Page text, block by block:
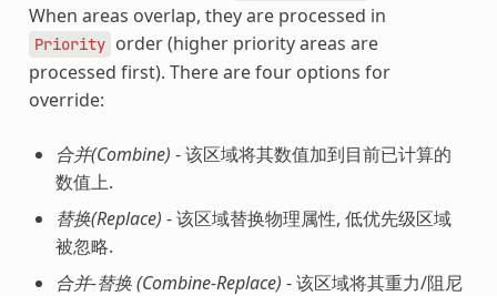
When areas overlap, they are processed in
Priority order (higher priority areas are
processed first). There are four options for
override:
合并(Combine) - 该区域将其数值加到目前已计算的
数值上.
替换(Replace) - 该区域替换物理属性, 低优先级区域
被忽略.
合并-替换 (Combine-Replace) - 该区域将其重力/阻尼